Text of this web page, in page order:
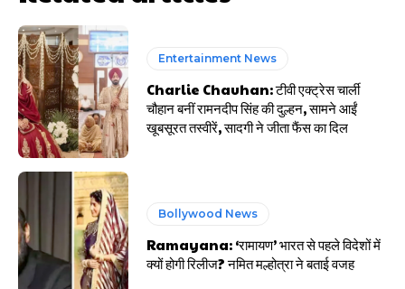
Entertainment News
Charlie Chauhan: टीवी एक्ट्रेस चार्ली
चौहान बनीं रामनदीप सिंह की दुल्हन, सामने आईं
खूबसूरत तस्वीरें, सादगी ने जीता फैंस का दिल
Bollywood News
Ramayana: ‘रामायण’ भारत से पहले विदेशों में
क्यों होगी रिलीज? नमित मल्होत्रा ने बताई वजह